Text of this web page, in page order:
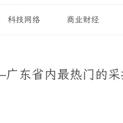
科技网络 商业财经
广东省内最热门的采